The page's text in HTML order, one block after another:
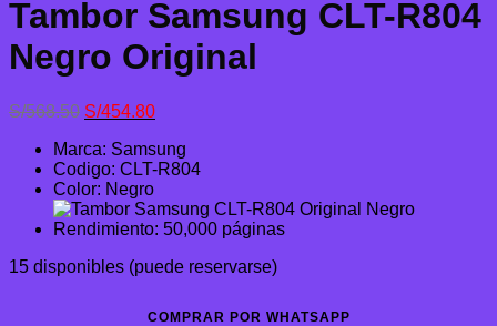
Tambor Samsung CLT-R804
Negro Original
S/568.50 El
original
era:
S/568.50.
S/454.80El
actual
es:
Marca: Samsung
Codigo: CLT-R804
Color: Negro
Rendimiento: 50,000 páginas
15 disponibles (puede reservarse)
COMPRAR POR WHATSAPP